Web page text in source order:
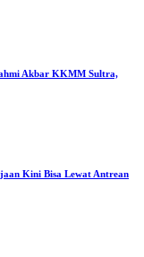
Akbar KKMM Sultra,
Kini Bisa Lewat Antrean